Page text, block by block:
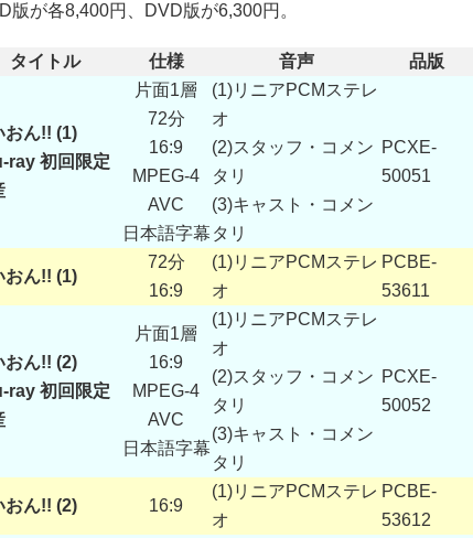
版が各8,400円、DVD版が6,300円。
タイトル 仕様 音声 品版
おん!! (1)
ray 初回限定
片面1層
72分
16:9
MPEG-4
AVC
日本語字幕
(1)リニアPCMステレ
オ
(2)スタッフ・コメン
タリ
(3)キャスト・コメン
タリ
PCXE-
50051
おん!! (1)
72分
16:9
(1)リニアPCMステレ
オ
PCBE-
53611
おん!! (2)
ray 初回限定
片面1層
16:9
MPEG-4
AVC
日本語字幕
(1)リニアPCMステレ
オ
(2)スタッフ・コメン
タリ
(3)キャスト・コメン
タリ
PCXE-
50052
おん!! (2) 16:9
(1)リニアPCMステレ
オ
PCBE-
53612